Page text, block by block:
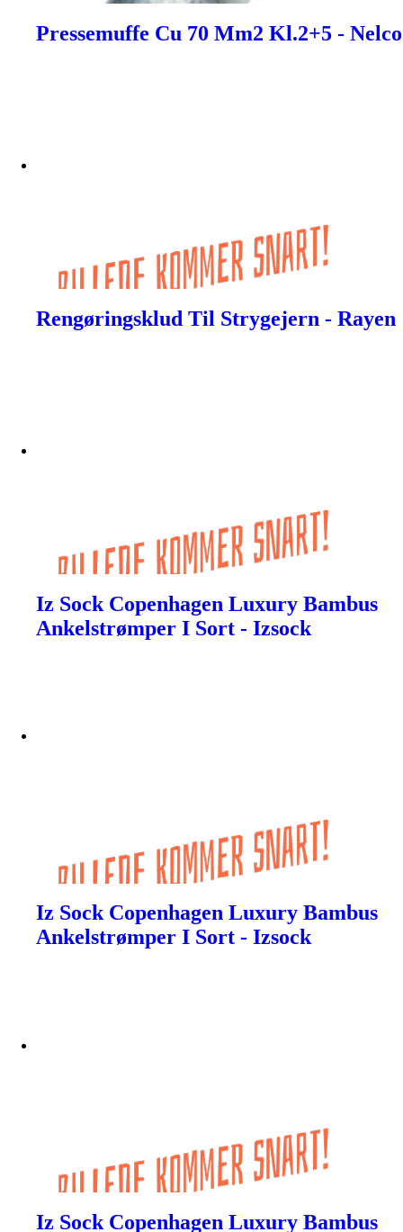
Pressemuffe Cu 70 Mm2 Kl.2+5 - Nelco
Rengøringsklud Til Strygejern - Rayen
Iz Sock Copenhagen Luxury Bambus
Ankelstrømper I Sort - Izsock
Iz Sock Copenhagen Luxury Bambus
Ankelstrømper I Sort - Izsock
Iz Sock Copenhagen Luxury Bambus